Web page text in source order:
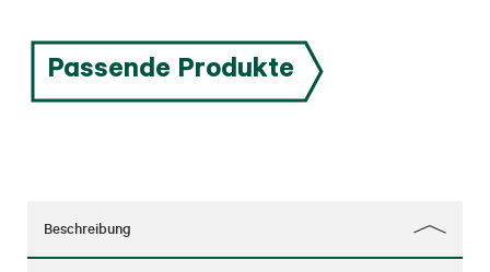
Passende Produkte
Beschreibung